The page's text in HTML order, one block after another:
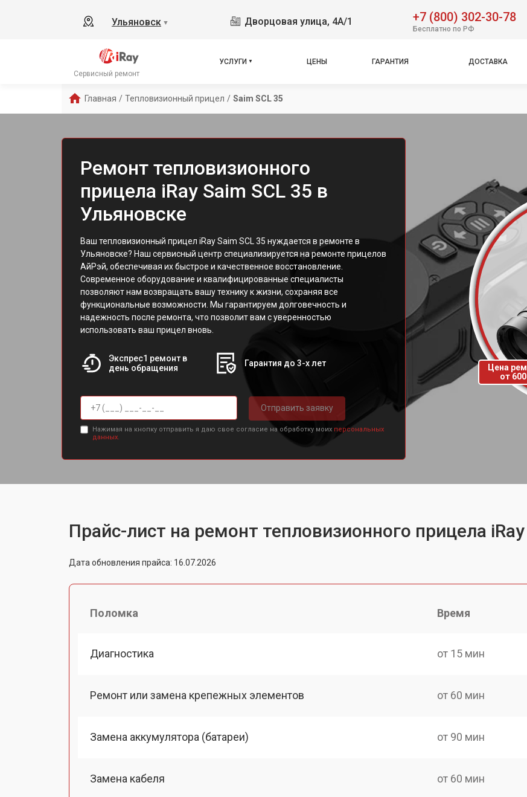
Ульяновск ▼ Дворцовая улица, 4А/1 +7 (800) 302-30-78
Бесплатно по РФ
Сервисный ремонт
УСЛУГИ ЦЕНЫ ГАРАНТИЯ ДОСТАВКА
Главная / Тепловизионный прицел / Saim SCL 35
Ремонт тепловизионного
прицела iRay Saim SCL 35 в
Ульяновске
Ваш тепловизионный прицел iRay Saim SCL 35 нуждается в ремонте в
Ульяновске? Наш сервисный центр специализируется на ремонте прицелов
АйРэй, обеспечивая их быстрое и качественное восстановление.
Современное оборудование и квалифицированные специалисты
позволяют нам возвращать вашу технику к жизни, сохраняя все
функциональные возможности. Мы гарантируем долговечность и
надежность после ремонта, что позволит вам с уверенностью
использовать ваш прицел вновь.
Экспрес1 ремонт в
день обращения
Гарантия до 3-х лет
Отправить заявку
Нажимая на кнопку отправить я даю свое согласие на обработку моих персональных
данных.
Цена
от
Прайс-лист на ремонт тепловизионного прицела iRay
Дата обновления прайса: 16.07.2026
Поломка Время
Диагностика от 15 мин
Ремонт или замена крепежных элементов от 60 мин
Замена аккумулятора (батареи) от 90 мин
Замена кабеля от 60 мин